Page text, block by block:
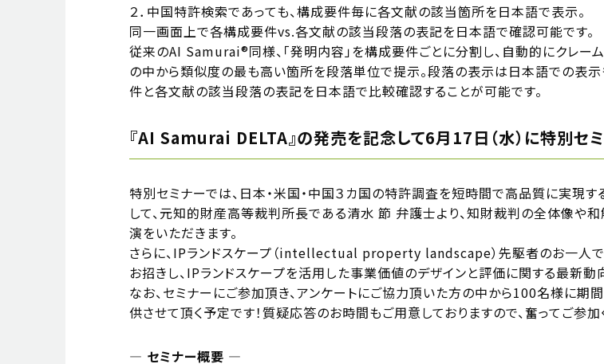
２．中国特許検索であっても、構成要件毎に各文献の該当箇所を日本語で表示。
同一画面上で各構成要件vs.各文献の該当段落の表記を日本語で確認可能です。
従来のAI Samurai®同様、「発明内容」を構成要件ごとに分割し、自動的にクレー
の中から類似度の最も高い箇所を段落単位で提示。段落の表示は日本語での表示
件と各文献の該当段落の表記を日本語で比較確認することが可能です。
『AI Samurai DELTA』の発売を記念して6月17日（水）に特別セ
特別セミナーでは、⽇本・⽶国・中国３カ国の特許調査を短時間で⾼品質に実現
して、元知的財産高等裁判所長である清水 節 弁護士より、知財裁判の全体像や
演をいただきます。
さらに、IPランドスケープ（intellectual property landscape）先駆者のお一人
お招きし、IPランドスケープを活用した事業価値のデザインと評価に関する最新動
なお、セミナーにご参加頂き、アンケートにご協力頂いた方の中から100名様に
供させて頂く予定です！質疑応答のお時間もご用意しておりますので、奮ってご参加
― セミナー概要 ―